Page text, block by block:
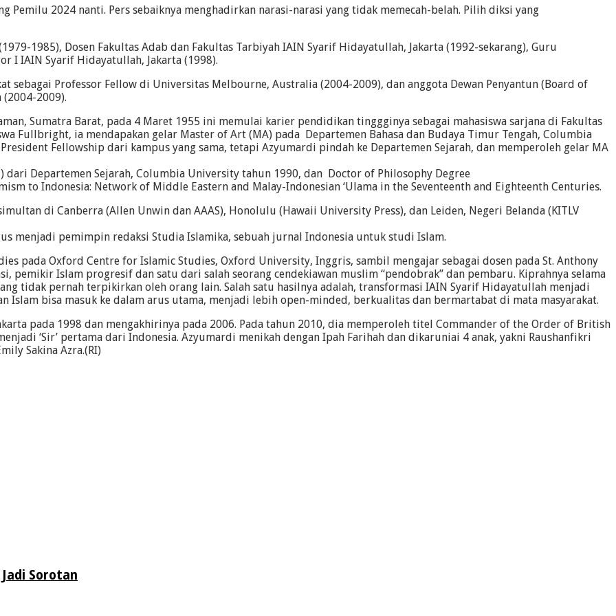
2024 nanti. Pers sebaiknya menghadirkan narasi-narasi yang tidak memecah-belah. Pilih diksi yang
1985), Dosen Fakultas Adab dan Fakultas Tarbiyah IAIN Syarif Hidayatullah, Jakarta (1992-sekarang), Guru
I IAIN Syarif Hidayatullah, Jakarta (1998).
sebagai Professor Fellow di Universitas Melbourne, Australia (2004-2009), dan anggota Dewan Penyantun (Board of
2009).
Sumatra Barat, pada 4 Maret 1955 ini memulai karier pendidikan tinggginya sebagai mahasiswa sarjana di Fakultas
Fullbright, ia mendapakan gelar Master of Art (MA) pada Departemen Bahasa dan Budaya Timur Tengah, Columbia
Fellowship dari kampus yang sama, tetapi Azyumardi pindah ke Departemen Sejarah, dan memperoleh gelar MA
Departemen Sejarah, Columbia University tahun 1990, dan Doctor of Philosophy Degree
to Indonesia: Network of Middle Eastern and Malay-Indonesian ‘Ulama in the Seventeenth and Eighteenth Centuries.
di Canberra (Allen Unwin dan AAAS), Honolulu (Hawaii University Press), dan Leiden, Negeri Belanda (KITLV
menjadi pemimpin redaksi Studia Islamika, sebuah jurnal Indonesia untuk studi Islam.
pada Oxford Centre for Islamic Studies, Oxford University, Inggris, sambil mengajar sebagai dosen pada St. Anthony
pemikir Islam progresif dan satu dari salah seorang cendekiawan muslim “pendobrak” dan pembaru. Kiprahnya selama
tidak pernah terpikirkan oleh orang lain. Salah satu hasilnya adalah, transformasi IAIN Syarif Hidayatullah menjadi
bisa masuk ke dalam arus utama, menjadi lebih open-minded, berkualitas dan bermartabat di mata masyarakat.
pada 1998 dan mengakhirinya pada 2006. Pada tahun 2010, dia memperoleh titel Commander of the Order of British
‘Sir’ pertama dari Indonesia. Azyumardi menikah dengan Ipah Farihah dan dikaruniai 4 anak, yakni Raushanfikri
Sakina Azra.(RI)
Sorotan